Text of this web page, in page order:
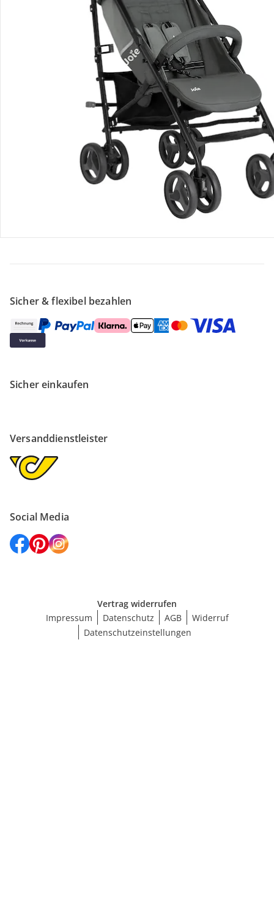
Bestellung & Lieferung
Retoure & Reklamation
Gutscheine & Aktionen
Kontakt & Service
Sicher & flexibel bezahlen
Sicher einkaufen
Versanddienstleister
Social Media
Vertrag widerrufen
Impressum
Datenschutz AGB
Widerruf
Datenschutzeinstellungen